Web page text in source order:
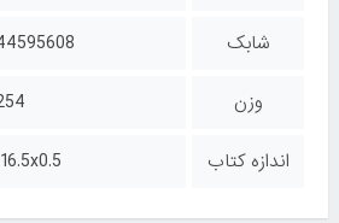
شابک
وزن
اندازه کتاب